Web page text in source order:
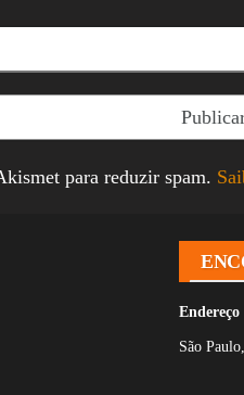
para reduzir spam.
Endereço
São